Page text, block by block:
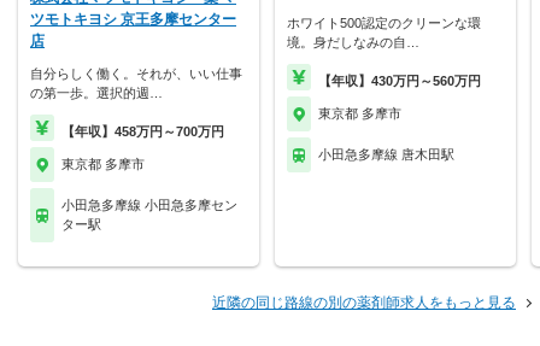
ツモトキヨシ 京王多摩センター
店
自分らしく働く。それが、いい仕事
の第一歩。選択的週…
【年収】458万円～700万円
東京都 多摩市
小田急多摩線 小田急多摩セン
ター駅
ホワイト500認定のクリーンな環
境。身だしなみの自…
【年収】430万円～560万円
東京都 多摩市
小田急多摩線 唐木田駅
近隣の同じ路線の別の薬剤師求人をもっと見る